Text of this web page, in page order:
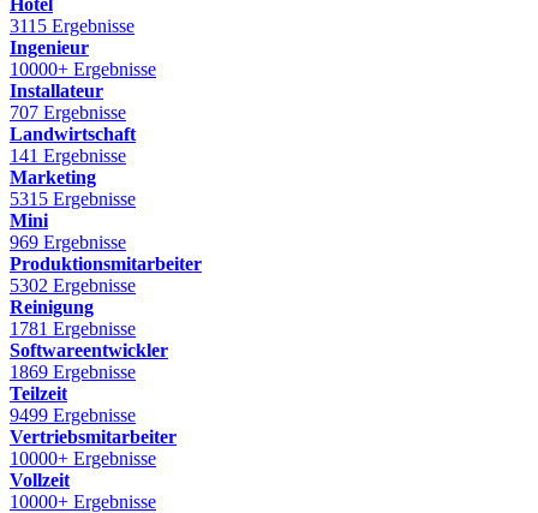
3115 Ergebnisse
Ingenieur
10000+ Ergebnisse
Installateur
707 Ergebnisse
Landwirtschaft
141 Ergebnisse
Marketing
5315 Ergebnisse
Mini
969 Ergebnisse
Produktionsmitarbeiter
5302 Ergebnisse
Reinigung
1781 Ergebnisse
Softwareentwickler
1869 Ergebnisse
Teilzeit
9499 Ergebnisse
Vertriebsmitarbeiter
10000+ Ergebnisse
Vollzeit
10000+ Ergebnisse